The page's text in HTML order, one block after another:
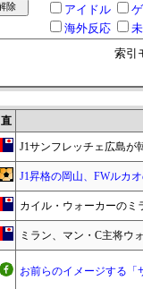
アイドル
海外反応
索引
直
J1サンフレッチェ広島が
J1昇格の岡山、FWルカ
カイル・ウォーカーの
ミラン、マン・C主将ウ
お前らのイメージする「